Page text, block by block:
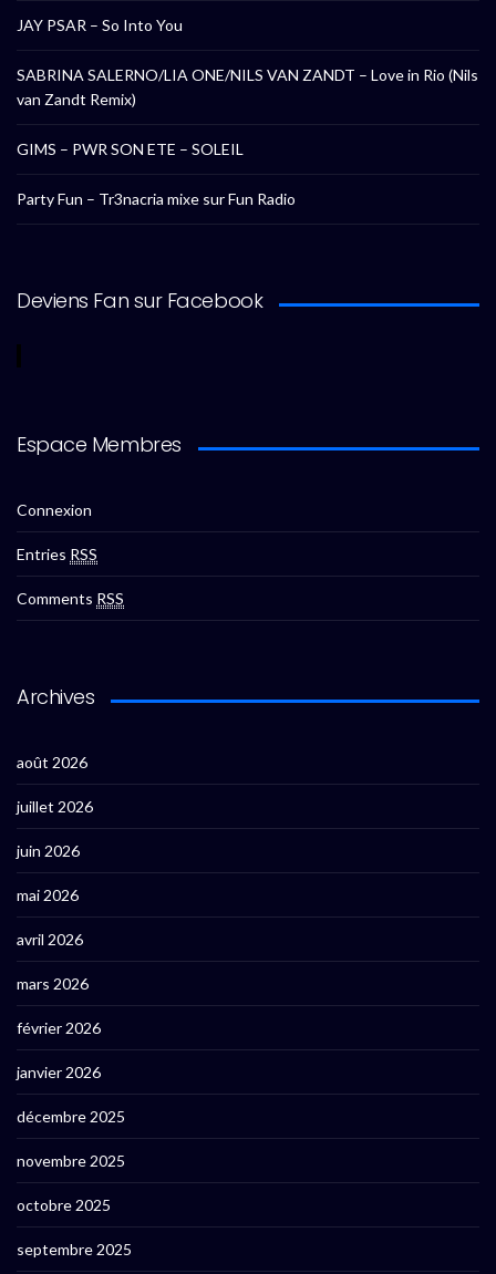
JAY PSAR – So Into You
SABRINA SALERNO/LIA ONE/NILS VAN ZANDT – Love in Rio (Nils
van Zandt Remix)
GIMS – PWR SON ETE – SOLEIL
Party Fun – Tr3nacria mixe sur Fun Radio
Deviens Fan sur Facebook
Espace Membres
Connexion
Entries RSS
Comments RSS
Archives
août 2026
juillet 2026
juin 2026
mai 2026
avril 2026
mars 2026
février 2026
janvier 2026
décembre 2025
novembre 2025
octobre 2025
septembre 2025